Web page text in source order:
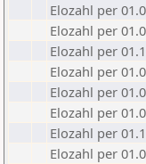
Elozahl per
Elozahl per
Elozahl per
Elozahl per
Elozahl per
Elozahl per
Elozahl per
Elozahl per